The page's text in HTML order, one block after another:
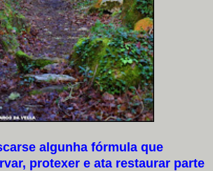
algunha fórmula que
protexer e ata restaurar parte